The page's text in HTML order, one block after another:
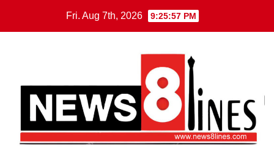
Fri. Aug 7th, 2026 9:25:58 PM